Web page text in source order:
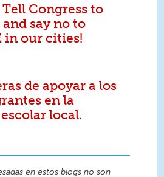
Congress to
say no to
in our cities!
de apoyar a los
en la
local.
en estos blogs no son